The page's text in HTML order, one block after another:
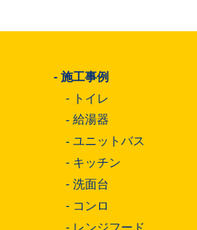
-施工事例
- トイレ
-給湯器
-ユニットバス
- キッチン
-洗面台
- コンロ